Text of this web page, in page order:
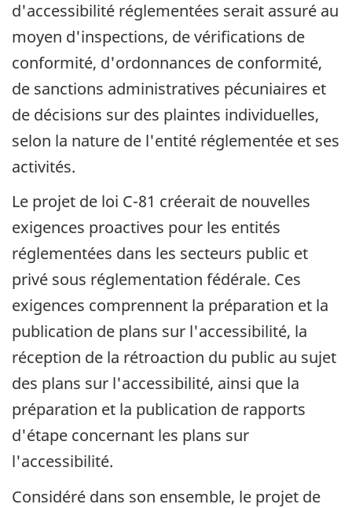
d'accessibilité réglementées serait assuré au
moyen d'inspections, de vérifications de
conformité, d'ordonnances de conformité,
de sanctions administratives pécuniaires et
de décisions sur des plaintes individuelles,
selon la nature de l'entité réglementée et ses
activités.
Le projet de loi C-81 créerait de nouvelles
exigences proactives pour les entités
réglementées dans les secteurs public et
privé sous réglementation fédérale. Ces
exigences comprennent la préparation et la
publication de plans sur l'accessibilité, la
réception de la rétroaction du public au sujet
des plans sur l'accessibilité, ainsi que la
préparation et la publication de rapports
d'étape concernant les plans sur
l'accessibilité.
Considéré dans son ensemble, le projet de